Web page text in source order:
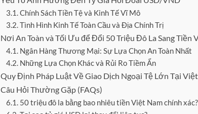
Chính Sách Tiền Tệ và Kinh Tế Vĩ Mô
Tình Hình Kinh Tế Toàn Cầu và Địa Chính Trị
Nơi An Toàn và Tối Ưu để Đổi 50 Triệu Đô La Sang Tiền
Ngân Hàng Thương Mại: Sự Lựa Chọn An Toàn Nhất
Những Lựa Chọn Khác và Rủi Ro Tiềm Ẩn
Quy Định Pháp Luật Về Giao Dịch Ngoại Tệ Lớn Tại
Câu Hỏi Thường Gặp (FAQs)
50 triệu đô la bằng bao nhiêu tiền Việt Nam chính xác?